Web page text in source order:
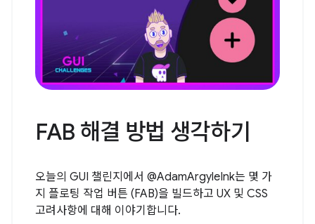
FAB 해결 방법 생각하기
오늘의 GUI 챌린지에서 @AdamArgyleInk는 몇 가
지 플로팅 작업 버튼 (FAB)을 빌드하고 UX 및 CSS
고려사항에 대해 이야기합니다.